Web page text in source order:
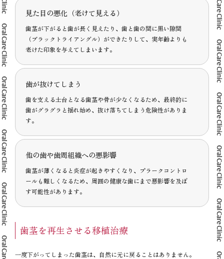
見た目の悪化（老けて見える）
歯茎が下がると歯が長く見えたり、歯と歯の間に黒い隙間
（ブラックトライアングル）ができたりして、実年齢よりも
老けた印象を与えてしまいます。
歯が抜けてしまう
歯を支える土台となる歯茎や骨が少なくなるため、最終的に
歯がグラグラと揺れ始め、抜け落ちてしまう危険性がありま
す。
他の歯や歯周組織への悪影響
歯茎が薄くなると炎症が起きやすくなり、プラークコントロ
ールも難しくなるため、周囲の健康な歯にまで悪影響を及ぼ
す可能性があります。
歯茎を再生させる移植治療
一度下がってしまった歯茎は、自然に元に戻ることはありません。